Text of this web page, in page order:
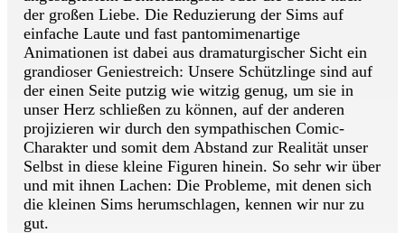
der großen Liebe. Die Reduzierung der Sims auf
einfache Laute und fast pantomimenartige
Animationen ist dabei aus dramaturgischer Sicht ein
grandioser Geniestreich: Unsere Schützlinge sind auf
der einen Seite putzig wie witzig genug, um sie in
unser Herz schließen zu können, auf der anderen
projizieren wir durch den sympathischen Comic-
Charakter und somit dem Abstand zur Realität unser
Selbst in diese kleine Figuren hinein. So sehr wir über
und mit ihnen Lachen: Die Probleme, mit denen sich
die kleinen Sims herumschlagen, kennen wir nur zu
gut.